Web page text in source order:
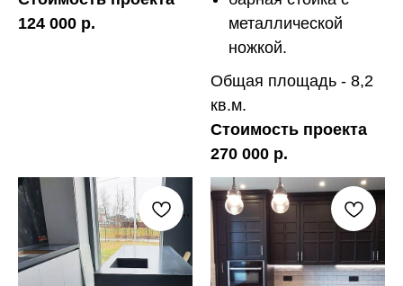
124 000 р.
металлической
ножкой.
Общая площадь - 8,2
кв.м.
Стоимость проекта
270 000 р.